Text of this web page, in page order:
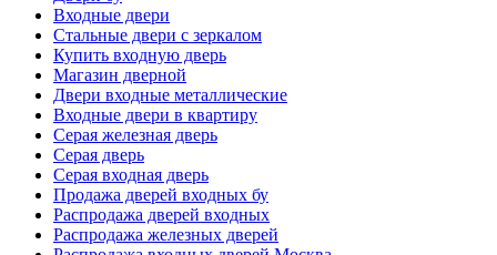
Входные двери
Стальные двери с зеркалом
Купить входную дверь
Магазин дверной
Двери входные металлические
Входные двери в квартиру
Серая железная дверь
Серая дверь
Серая входная дверь
Продажа дверей входных бу
Распродажа дверей входных
Распродажа железных дверей